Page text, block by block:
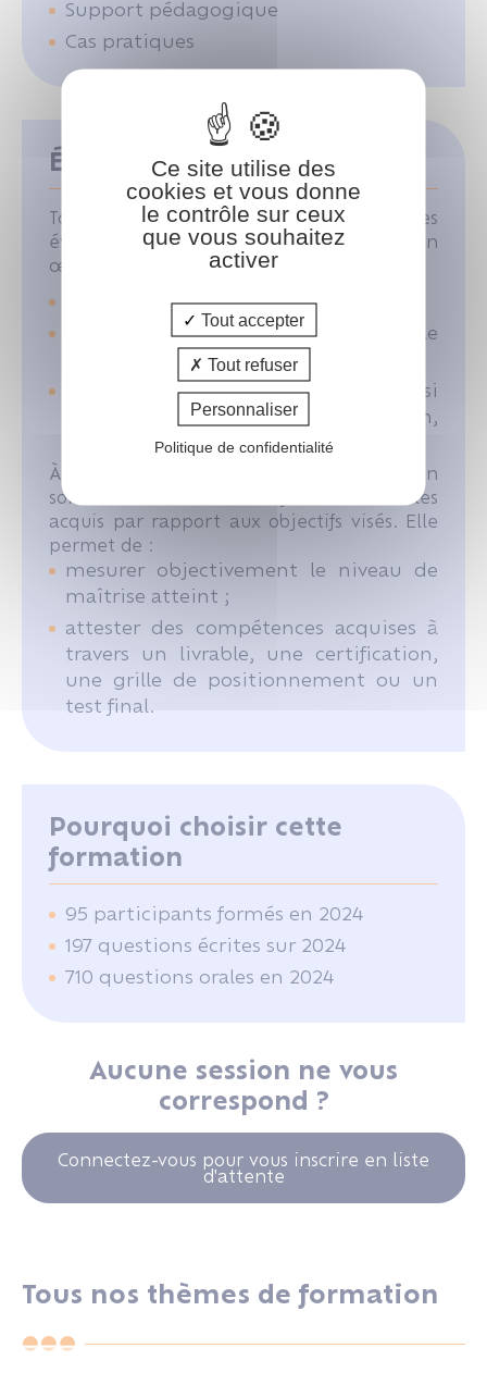
Support pédagogique
Cas pratiques
Évaluation des acquis
Tout au long de la formation, des
évaluations formatives sont mises en
œuvre afin de :
suivre la progression de l’apprenant ;
renforcer les apprentissages par le
biais de retours réguliers ;
ajuster les modalités pédagogiques si
nécessaire (remédiation,
approfondissement, etc.).
À l’issue de la formation, une évaluation
sommative est réalisée afin de valider les
acquis par rapport aux objectifs visés. Elle
permet de :
mesurer objectivement le niveau de
maîtrise atteint ;
attester des compétences acquises à
travers un livrable, une certification,
une grille de positionnement ou un
test final.
Pourquoi choisir cette
formation
95 participants formés en 2024
197 questions écrites sur 2024
710 questions orales en 2024
Aucune session ne vous
correspond ?
Connectez-vous pour vous inscrire en liste
d'attente
Tous nos thèmes de formation
Ce site utilise des
cookies et vous donne
le contrôle sur ceux
que vous souhaitez
activer
Tout accepter
Tout refuser
Personnaliser
Politique de confidentialité